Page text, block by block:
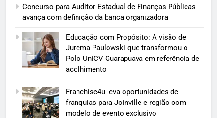
Concurso para Auditor Estadual de Finanças Públicas
avança com definição da banca organizadora
Educação com Propósito: A visão de
Jurema Paulowski que transformou o
Polo UniCV Guarapuava em referência de
acolhimento
Franchise4u leva oportunidades de
franquias para Joinville e região com
modelo de evento exclusivo